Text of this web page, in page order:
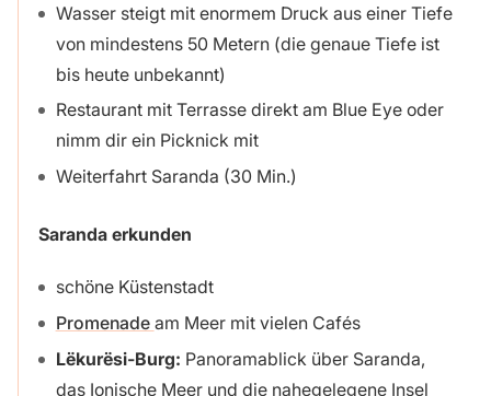
Wasser steigt mit enormem Druck aus einer Tiefe
von mindestens 50 Metern (die genaue Tiefe ist
bis heute unbekannt)
Restaurant mit Terrasse direkt am Blue Eye oder
nimm dir ein Picknick mit
Weiterfahrt Saranda (30 Min.)
Saranda erkunden
schöne Küstenstadt
Promenade am Meer mit vielen Cafés
Lëkurësi-Burg: Panoramablick über Saranda,
das Ionische Meer und die nahegelegene Insel